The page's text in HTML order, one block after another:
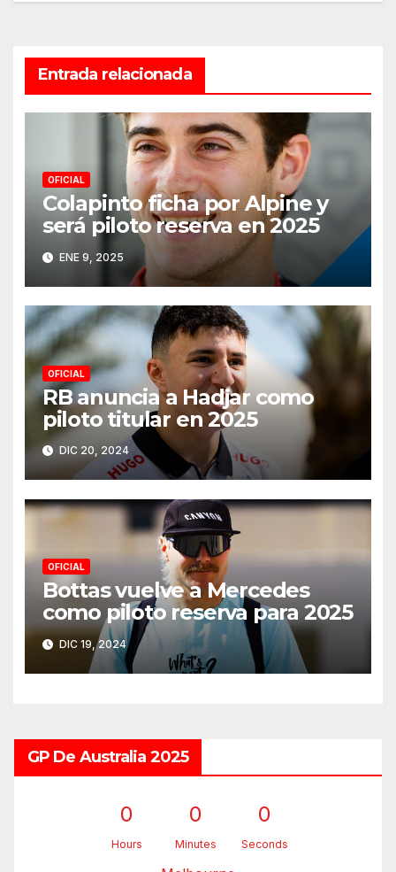
Entrada relacionada
OFICIAL
Colapinto ficha por Alpine y
será piloto reserva en 2025
ENE 9, 2025
OFICIAL
RB anuncia a Hadjar como
piloto titular en 2025
DIC 20, 2024
OFICIAL
Bottas vuelve a Mercedes
como piloto reserva para 2025
DIC 19, 2024
GP De Australia 2025
0
Hours
0
Minutes
0
Seconds